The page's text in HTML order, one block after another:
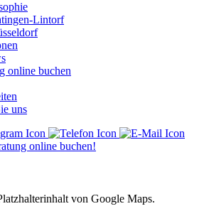
Lintorf
online buchen
uns
online buchen!
von Google Maps.